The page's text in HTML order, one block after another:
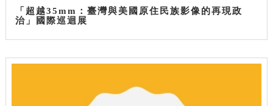
「超越35mm：臺灣與美國原住民族影像的再現政
治」國際巡迴展